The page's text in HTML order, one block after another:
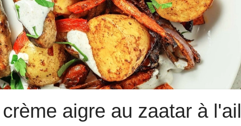
aigre au zaatar à l'ail